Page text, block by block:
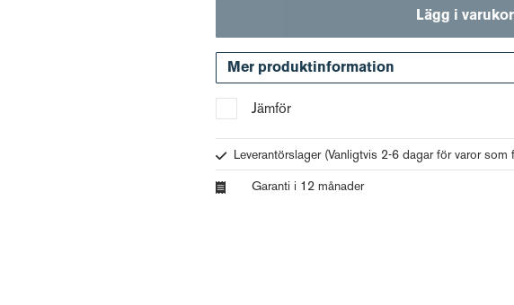
Lägg i
Mer produktinformation
Jämför
Leverantörslager (Vanligtvis 2-6 dagar för varor som
Garanti i 12 månader